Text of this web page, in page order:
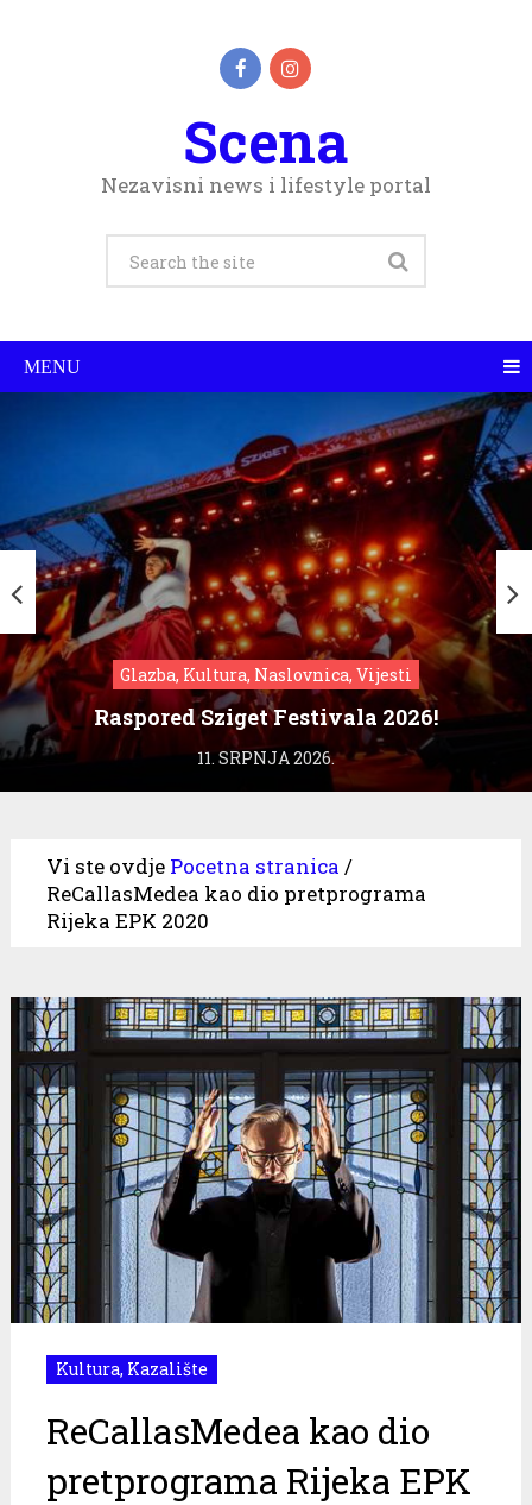
Scena
Nezavisni news i lifestyle portal
MENU
Glazba, Kultura, Naslovnica, Vijesti
Raspored Sziget Festivala 2026!
11. SRPNJA 2026.
Vi ste ovdje Pocetna stranica /
ReCallasMedea kao dio pretprograma
Rijeka EPK 2020
Kultura, Kazalište
ReCallasMedea kao dio
pretprograma Rijeka EPK